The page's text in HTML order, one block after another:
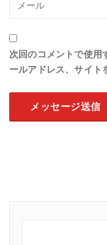
次回のコメントで使用
ールアドレス、サイト